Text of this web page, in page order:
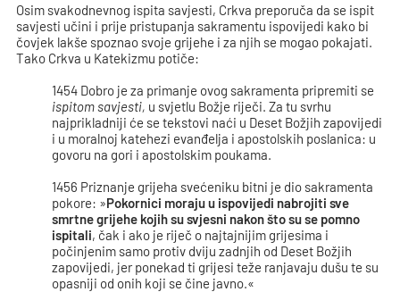
Osim svakodnevnog ispita savjesti, Crkva preporuča da se ispit
savjesti učini i prije pristupanja sakramentu ispovijedi kako bi
čovjek lakše spoznao svoje grijehe i za njih se mogao pokajati.
Tako Crkva u Katekizmu potiče:
1454 Dobro je za primanje ovog sakramenta pripremiti se
ispitom savjesti, u svjetlu Božje riječi. Za tu svrhu
najprikladniji će se tekstovi naći u Deset Božjih zapovijedi
i u moralnoj katehezi evanđelja i apostolskih poslanica: u
govoru na gori i apostolskim poukama.
1456 Priznanje grijeha svećeniku bitni je dio sakramenta
pokore: »Pokornici moraju u ispovijedi nabrojiti sve
smrtne grijehe kojih su svjesni nakon što su se pomno
ispitali, čak i ako je riječ o najtajnijim grijesima i
počinjenim samo protiv dviju zadnjih od Deset Božjih
zapovijedi, jer ponekad ti grijesi teže ranjavaju dušu te su
opasniji od onih koji se čine javno.«